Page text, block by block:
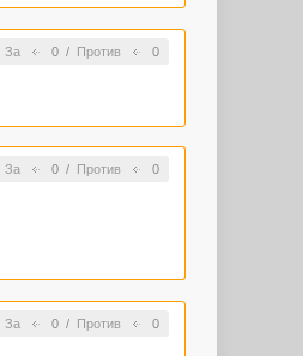
За 0/ Против 0
За 0/ Против 0
За 0/ Против 0